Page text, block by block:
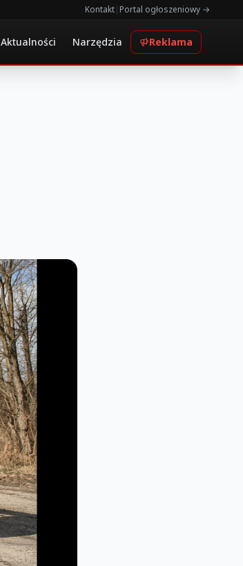
Kontakt| Portal ogłoszeniowy →
Aktualności Narzędzia Reklama